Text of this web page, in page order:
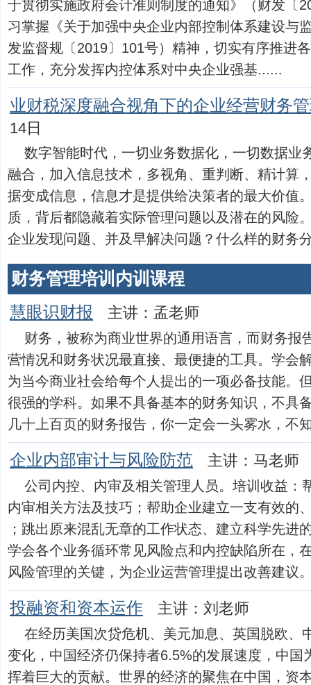
于贯彻实施政府会计准则制度的通知》（财发〔
习掌握《关于加强中央企业内部控制体系建设与
发监督规〔2019〕101号）精神，切实有序推进
工作，充分发挥内控体系对中央企业强基......
业财税深度融合视角下的企业经营财务
14日
数字智能时代，一切业务数据化，一切数据业
融合，加入信息技术，多视角、重判断、精计算
据变成信息，信息才是提供给决策者的最大价值
质，背后都隐藏着实际管理问题以及潜在的风险
企业发现问题、并及早解决问题？什么样的财务
财务管理培训内训课程
慧眼识财报 主讲：孟老师
财务，被称为商业世界的通用语言，而财务报
营情况和财务状况最直接、最便捷的工具。学会
为当今商业社会给每个人提出的一项必备技能。
很强的学科。如果不具备基本的财务知识，不具
几十上百页的财务报告，你一定会一头雾水，不
企业内部审计与风险防范 主讲：马老师
公司内控、内审及相关管理人员。培训收益：
内审相关方法及技巧；帮助企业建立一支有效的
；跳出原来混乱无章的工作状态、建立科学先进
学会各个业务循环常见风险点和内控缺陷所在，
风险管理的关键，为企业运营管理提出改善建议
投融资和资本运作 主讲：刘老师
在经历美国次贷危机、美元加息、英国脱欧、
变化，中国经济仍保持者6.5%的发展速度，中国
挥着巨大的贡献。世界的经济的聚焦在中国，资